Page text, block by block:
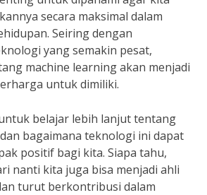
secara maksimal dalam
Seiring dengan
yang semakin pesat,
machine learning akan menjadi
untuk dimiliki.
belajar lebih lanjut tentang
bagaimana teknologi ini dapat
positif bagi kita. Siapa tahu,
nanti kita juga bisa menjadi ahli
turut berkontribusi dalam